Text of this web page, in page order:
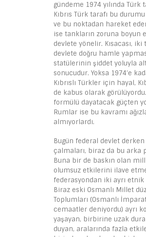
gündeme 1974 yılında Türk
Kıbrıs Türk tarafı bu
ve bu noktadan hareket
ise tankların zoruna boyun
devlete yönelir. Kısacası,
devlete doğru hamle
statülerinin şiddet yoluyla
sonucudur. Yoksa 1974’e
Kıbrıslı Türkler için hayal,
de kabus olarak görülüyordu.
formülü dayatacak güçten
Rumlar ise bu kavramı
almıyorlardı.
Bugün federal devlet derken
çalmaları, biraz da bu arka
Buna bir de baskın olan
olumsuz etkilerini ilave
federasyondan iki ayrı etnik
Biraz eski Osmanlı Millet
Toplumları (Osmanlı
cemaatler deniyordu) ayrı
yaşayan, birbirine uzak
duyan, aralarında fazla